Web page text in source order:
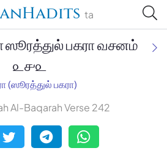
ta
பகரா வசனம்
௨௪௨
(ஸூரத்துல் பகரா)
Al-Baqarah Verse 242